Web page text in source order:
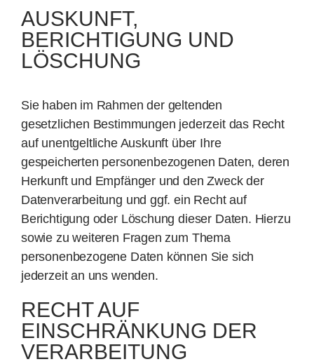
AUSKUNFT,
BERICHTIGUNG UND
LÖSCHUNG
Sie haben im Rahmen der geltenden
gesetzlichen Bestimmungen jederzeit das Recht
auf unentgeltliche Auskunft über Ihre
gespeicherten personenbezogenen Daten, deren
Herkunft und Empfänger und den Zweck der
Datenverarbeitung und ggf. ein Recht auf
Berichtigung oder Löschung dieser Daten. Hierzu
sowie zu weiteren Fragen zum Thema
personenbezogene Daten können Sie sich
jederzeit an uns wenden.
RECHT AUF
EINSCHRÄNKUNG DER
VERARBEITUNG